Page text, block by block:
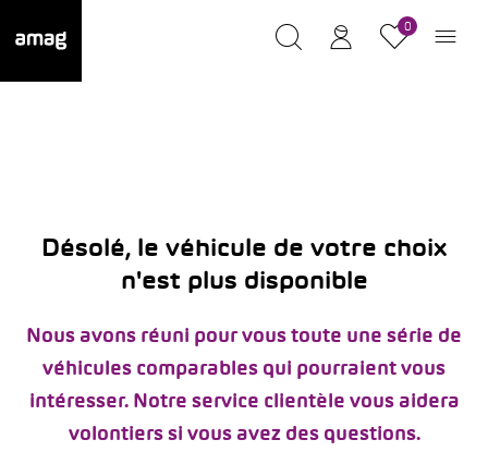
0
Désolé, le véhicule de votre choix
n'est plus disponible
Nous avons réuni pour vous toute une série de
véhicules comparables qui pourraient vous
intéresser. Notre service clientèle vous aidera
volontiers si vous avez des questions.